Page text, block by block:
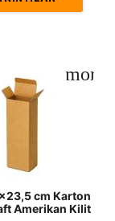
cm Karton
Amerikan Kilit